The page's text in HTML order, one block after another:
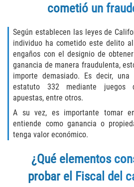
Portar un Arma
Portar un Arma
Delitos de Conducción
Chocar y Huir
Conducir con
Suspendida
Homicidio
cometió un
Según establecen las leyes de
individuo ha cometido este delito
engaños con el designio de
ganancia de manera fraudulenta,
importe demasiado. Es decir,
estatuto 332 mediante juegos
apuestas, entre otros.
A su vez, es importante tomar
entiende como ganancia o
tenga valor económico.
¿Qué elementos
probar el Fiscal del